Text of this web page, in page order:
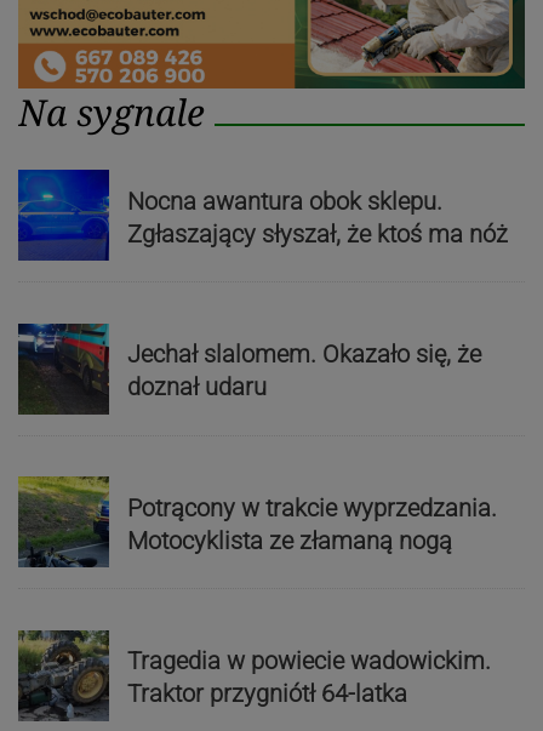
Na sygnale
Nocna awantura obok sklepu.
Zgłaszający słyszał, że ktoś ma nóż
Jechał slalomem. Okazało się, że
doznał udaru
Potrącony w trakcie wyprzedzania.
Motocyklista ze złamaną nogą
Tragedia w powiecie wadowickim.
Traktor przygniótł 64-latka